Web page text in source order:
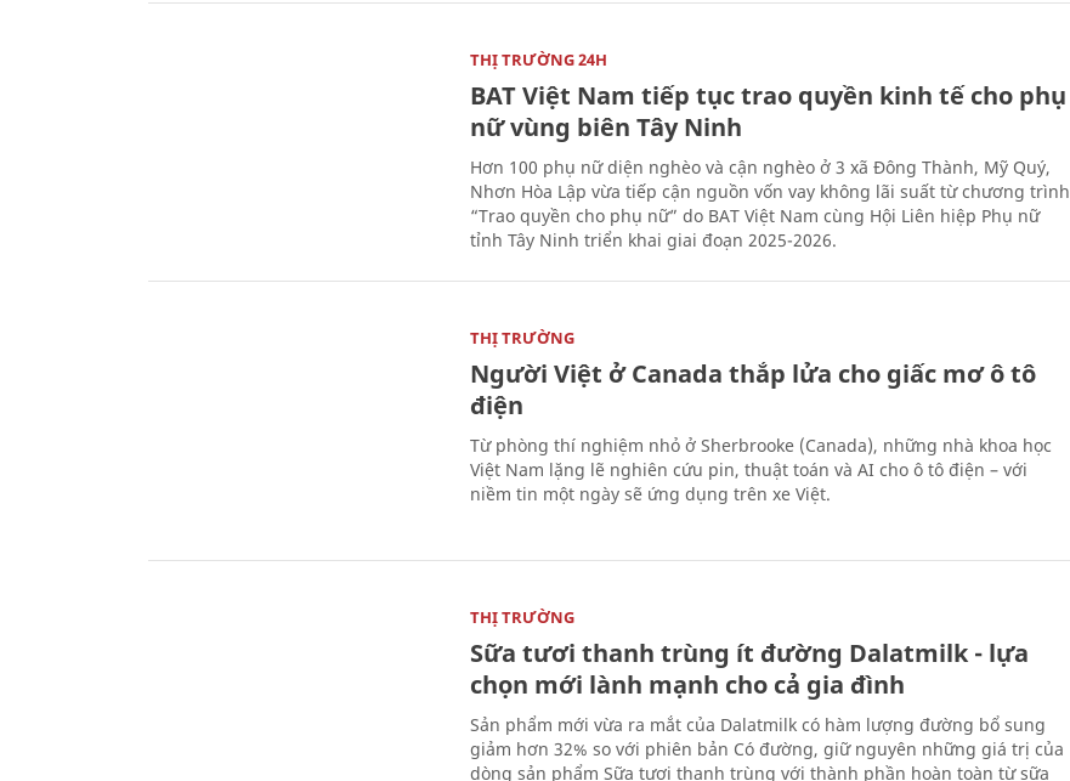
THỊ TRƯỜNG 24H
BAT Việt Nam tiếp tục trao quyền kinh tế cho phụ
nữ vùng biên Tây Ninh
Hơn 100 phụ nữ diện nghèo và cận nghèo ở 3 xã Đông Thành, Mỹ Quý,
Nhơn Hòa Lập vừa tiếp cận nguồn vốn vay không lãi suất từ chương trình
“Trao quyền cho phụ nữ” do BAT Việt Nam cùng Hội Liên hiệp Phụ nữ
tỉnh Tây Ninh triển khai giai đoạn 2025-2026.
THỊ TRƯỜNG
Người Việt ở Canada thắp lửa cho giấc mơ ô tô
điện
Từ phòng thí nghiệm nhỏ ở Sherbrooke (Canada), những nhà khoa học
Việt Nam lặng lẽ nghiên cứu pin, thuật toán và AI cho ô tô điện – với
niềm tin một ngày sẽ ứng dụng trên xe Việt.
THỊ TRƯỜNG
Sữa tươi thanh trùng ít đường Dalatmilk - lựa
chọn mới lành mạnh cho cả gia đình
Sản phẩm mới vừa ra mắt của Dalatmilk có hàm lượng đường bổ sung
giảm hơn 32% so với phiên bản Có đường, giữ nguyên những giá trị của
dòng sản phẩm Sữa tươi thanh trùng với thành phần hoàn toàn từ sữa